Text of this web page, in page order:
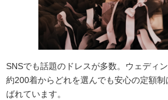
SNSでも話題のドレスが多数。ウェディ
約200着からどれを選んでも安心の定額
ばれています。